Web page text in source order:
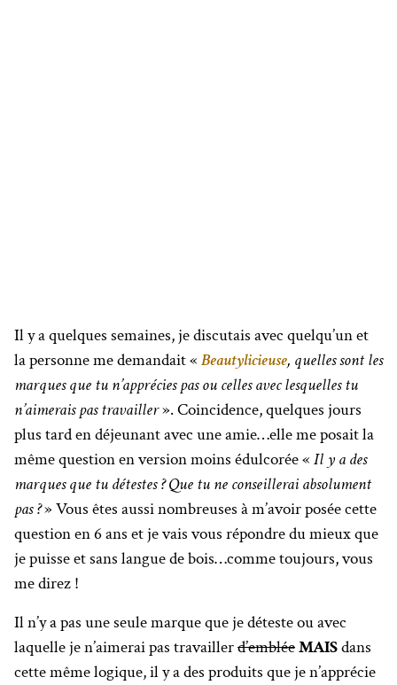
Il y a quelques semaines, je discutais avec quelqu’un et
la personne me demandait «Beautylicieuse, quelles sont les
marques que tu n’apprécies pas ou celles avec lesquelles tu
n’aimerais pas travailler». Coincidence, quelques jours
plus tard en déjeunant avec une amie…elle me posait la
même question en version moins édulcorée «Il y a des
marques que tu détestes ? Que tu ne conseillerai absolument
pas ?» Vous êtes aussi nombreuses à m’avoir posée cette
question en 6 ans et je vais vous répondre du mieux que
je puisse et sans langue de bois…comme toujours, vous
me direz !
Il n’y a pas une seule marque que je déteste ou avec
laquelle je n’aimerai pas travaillerd’embléeMAISdans
cette même logique, il y a des produits que je n’apprécie